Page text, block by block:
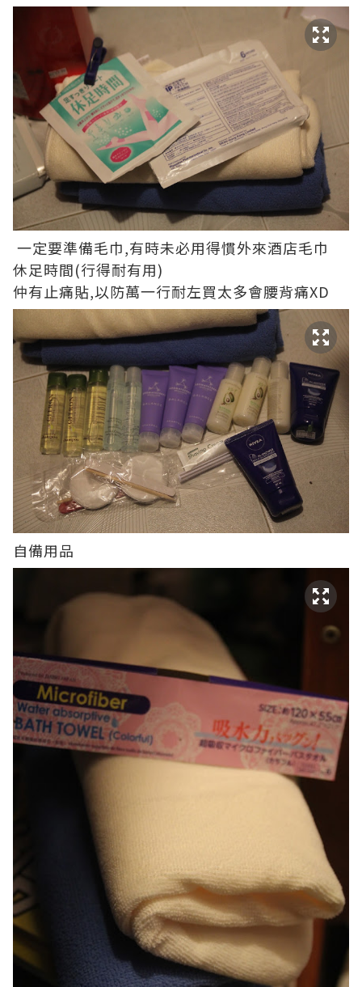
一定要準備毛巾,有時未必用得慣外來酒店毛巾
休足時間(行得耐有用)
仲有止痛貼,以防萬一行耐左買太多會腰背痛XD
自備用品